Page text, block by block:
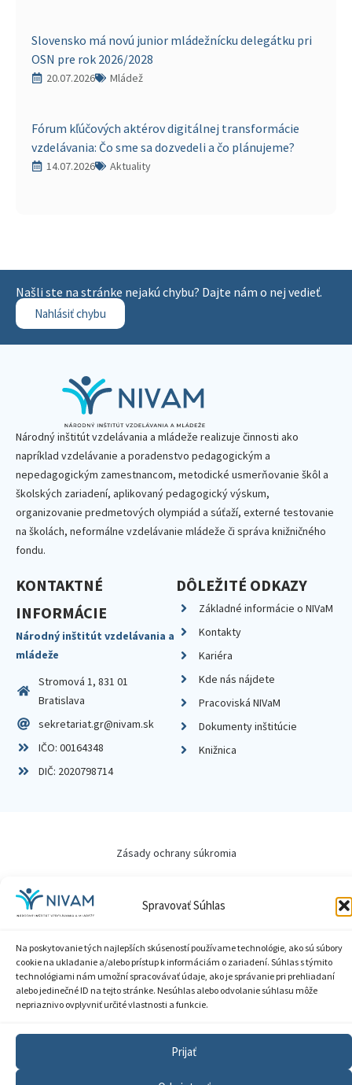
Spravovať Súhlas
Na poskytovanie tých najlepších skúseností používame technológie, ako sú súbory
cookie na ukladanie a/alebo prístup k informáciám o zariadení. Súhlas s týmito
technológiami nám umožní spracovávať údaje, ako je správanie pri prehliadaní
alebo jedinečné ID na tejto stránke. Nesúhlas alebo odvolanie súhlasu môže
nepriaznivo ovplyvniť určité vlastnosti a funkcie.
Prijať
Slovensko má novú junior mládežnícku delegátku pri
OSN pre rok 2026/2028
20.07.2026 Mládež
Fórum kľúčových aktérov digitálnej transformácie
vzdelávania: Čo sme sa dozvedeli a čo plánujeme?
14.07.2026 Aktuality
Našli ste na stránke nejakú chybu? Dajte nám o nej vedieť.
Nahlásiť chybu
Národný inštitút vzdelávania a mládeže realizuje činnosti ako
napríklad vzdelávanie a poradenstvo pedagogickým a
nepedagogickým zamestnancom, metodické usmerňovanie škôl a
školských zariadení, aplikovaný pedagogický výskum,
organizovanie predmetových olympiád a súťaží, externé testovanie
na školách, neformálne vzdelávanie mládeže či správa knižničného
fondu.
KONTAKTNÉ
INFORMÁCIE
Národný inštitút vzdelávania a
mládeže
Stromová 1, 831 01
Bratislava
sekretariat.gr@nivam.sk
IČO: 00164348
DIČ: 2020798714
DÔLEŽITÉ ODKAZY
Základné informácie o NIVaM
Kontakty
Kariéra
Kde nás nájdete
Pracoviská NIVaM
Dokumenty inštitúcie
Knižnica
Zásady ochrany súkromia
Nastavenia cookies
GDPR